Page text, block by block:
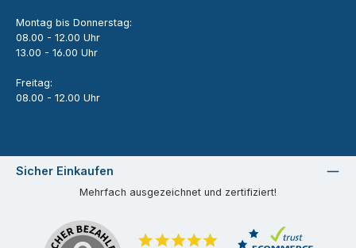
Montag bis Donnerstag:
08.00 - 12.00 Uhr
13.00 - 16.00 Uhr
Freitag:
08.00 - 12.00 Uhr
Sicher Einkaufen
Mehrfach ausgezeichnet und zertifiziert!